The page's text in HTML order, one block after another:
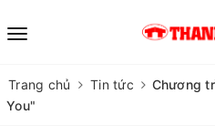
Trang chủ Tin tức
Chương
You"